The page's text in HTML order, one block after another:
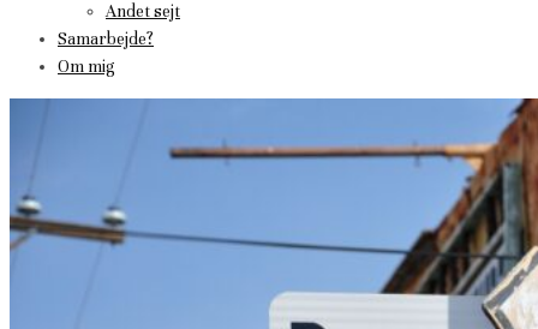
Andet sejt
Samarbejde?
Om mig